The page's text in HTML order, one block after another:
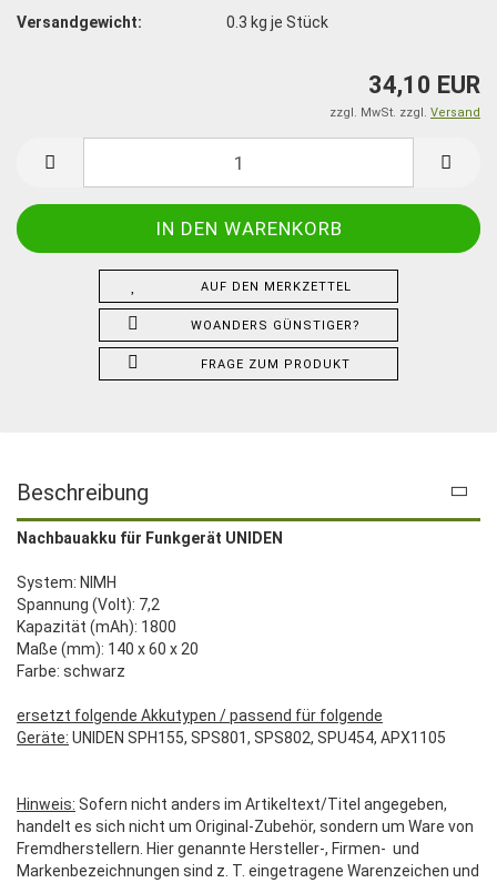
Versandgewicht: 0.3 kg je Stück
34,10 EUR
zzgl. MwSt. zzgl. Versand
AUF DEN MERKZETTEL
WOANDERS GÜNSTIGER?
FRAGE ZUM PRODUKT
Beschreibung
Nachbauakku für Funkgerät UNIDEN
System: NIMH
Spannung (Volt): 7,2
Kapazität (mAh): 1800
Maße (mm): 140 x 60 x 20
Farbe: schwarz
ersetzt folgende Akkutypen / passend für folgende
Geräte: UNIDEN SPH155, SPS801, SPS802, SPU454, APX1105
Hinweis: Sofern nicht anders im Artikeltext/Titel angegeben,
handelt es sich nicht um Original-Zubehör, sondern um Ware von
Fremdherstellern. Hier genannte Hersteller-, Firmen- und
Markenbezeichnungen sind z. T. eingetragene Warenzeichen und